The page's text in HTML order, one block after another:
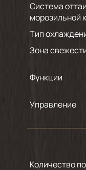
Система
морозильной
Тип
Зона
Функции
Управление
Количество